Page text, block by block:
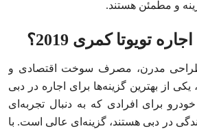
و مطمئن هستند.
تویوتا کمری 2019؟
کمری 2019 با طراحی مدرن، مصرف سوخت اقتصادی و
یکی از بهترین گزینه‌ها برای اجاره در دبی
برای افرادی که به دنبال تجربه‌ای
در دبی هستند، گزینه‌ای عالی است. با